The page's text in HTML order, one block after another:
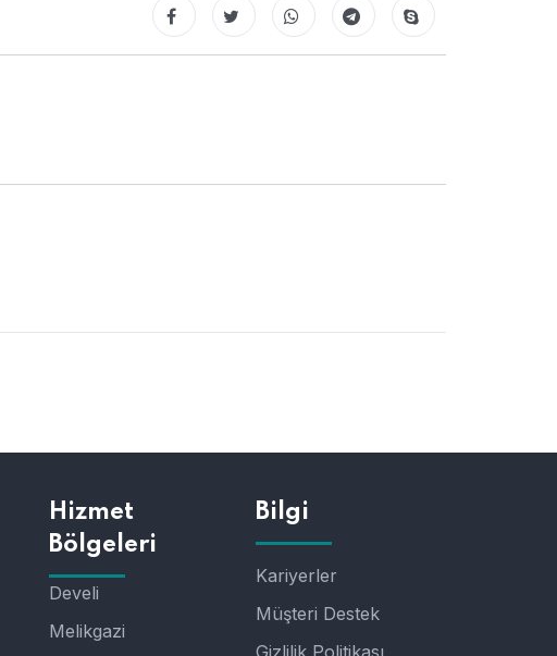
Hizmet
Bölgeleri
Develi
Melikgazi
Bilgi
Kariyerler
Müşteri Destek
Gizlilik Politikası